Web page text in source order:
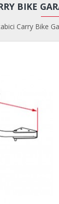
Carry Bike
BIKE